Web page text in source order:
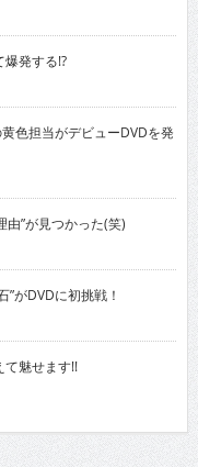
発する!?
色担当がデビューDVDを発
”が見つかった(笑)
がDVDに初挑戦！
魅せます!!